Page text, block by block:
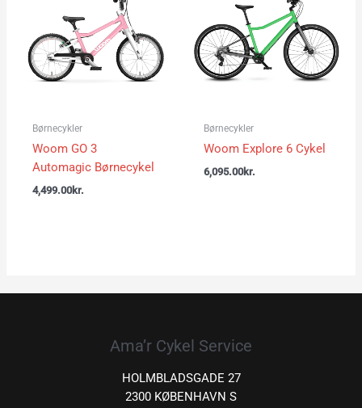
Børnecykler
Woom GO 3
Automagic Børnecykel
4,499.00kr.
Børnecykler
Woom Explore 6 Cykel
6,095.00kr.
Ama’r Cykel Service
HOLMBLADSGADE 27
2300 KØBENHAVN S